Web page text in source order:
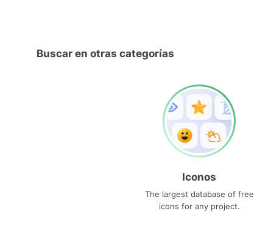
Buscar en otras categorías
Iconos
The largest database of free
icons for any project.